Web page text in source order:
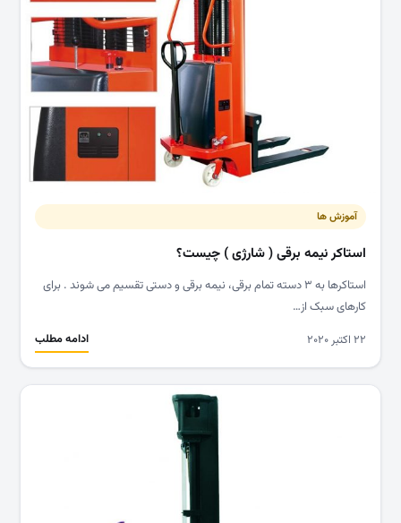
آموزش ها
استاکر نیمه برقی ( شارژی ) چیست؟
استاکرها به ۳ دسته تمام برقی، نیمه برقی و دستی تقسیم می شوند . برای
کارهای سبک از…
۲۲ اکتبر ۲۰۲۰
ادامه مطلب